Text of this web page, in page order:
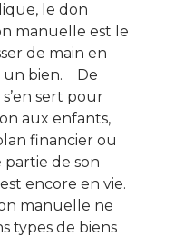
le don
manuelle est le
de main en
un bien. De
sert pour
aux enfants,
financier ou
de son
encore en vie.
manuelle ne
types de biens